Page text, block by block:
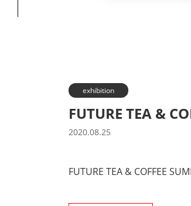
exhibition
FUTURE TEA &
2020.08.25
FUTURE TEA & COFFEE